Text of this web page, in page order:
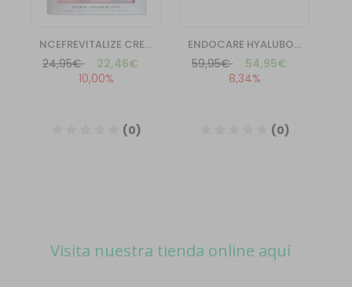
Visita nuestra tienda online aquí